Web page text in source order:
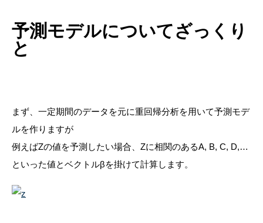
予測モデルについてざっくり
と
まず、一定期間のデータを元に重回帰分析を用いて予測モデ
ルを作りますが
例えばZの値を予測したい場合、 Zに相関のあるA, B, C, D,…
といった値とベクトルβを掛けて計算します。